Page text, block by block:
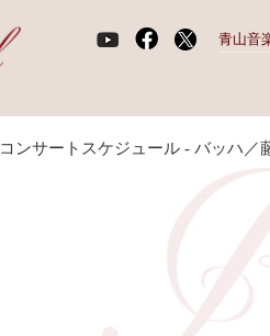
青山音
コンサートスケジュール - バッハ／